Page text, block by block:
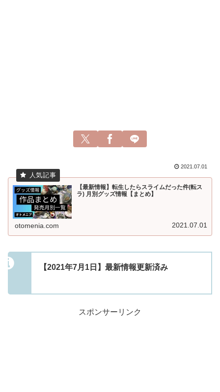
2021.07.01
【最新情報】転生したらスライムだった件(転ス
ラ) 月別グッズ情報【まとめ】
otomenia.com 2021.07.01
【2021年7月1日】最新情報更新済み
スポンサーリンク